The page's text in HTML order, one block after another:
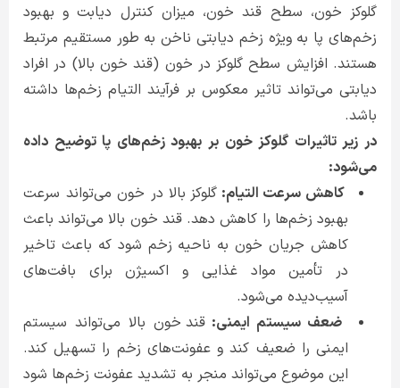
گلوکز خون، سطح قند خون، میزان کنترل دیابت و بهبود
زخم‌های پا به ویژه زخم دیابتی ناخن به طور مستقیم مرتبط
هستند. افزایش سطح گلوکز در خون (قند خون بالا) در افراد
دیابتی می‌تواند تاثیر معکوس بر فرآیند التیام زخم‌ها داشته
باشد.
در زیر تاثیرات گلوکز خون بر بهبود زخم‌های پا توضیح داده
می‌شود:
کاهش سرعت التیام: گلوکز بالا در خون می‌تواند سرعت
بهبود زخم‌ها را کاهش دهد. قند خون بالا می‌تواند باعث
کاهش جریان خون به ناحیه زخم شود که باعث تاخیر
در تأمین مواد غذایی و اکسیژن برای بافت‌های
آسیب‌دیده می‌شود.
ضعف سیستم ایمنی: قند خون بالا می‌تواند سیستم
ایمنی را ضعیف کند و عفونت‌های زخم را تسهیل کند.
این موضوع می‌تواند منجر به تشدید عفونت زخم‌ها شود